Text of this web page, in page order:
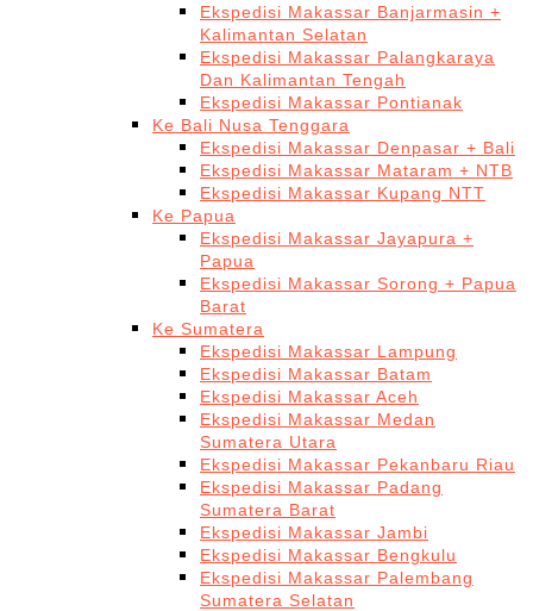
Ekspedisi Makassar Banjarmasin +
Kalimantan Selatan
Ekspedisi Makassar Palangkaraya
Dan Kalimantan Tengah
Ekspedisi Makassar Pontianak
Ke Bali Nusa Tenggara
Ekspedisi Makassar Denpasar + Bali
Ekspedisi Makassar Mataram + NTB
Ekspedisi Makassar Kupang NTT
Ke Papua
Ekspedisi Makassar Jayapura +
Papua
Ekspedisi Makassar Sorong + Papua
Barat
Ke Sumatera
Ekspedisi Makassar Lampung
Ekspedisi Makassar Batam
Ekspedisi Makassar Aceh
Ekspedisi Makassar Medan
Sumatera Utara
Ekspedisi Makassar Pekanbaru Riau
Ekspedisi Makassar Padang
Sumatera Barat
Ekspedisi Makassar Jambi
Ekspedisi Makassar Bengkulu
Ekspedisi Makassar Palembang
Sumatera Selatan